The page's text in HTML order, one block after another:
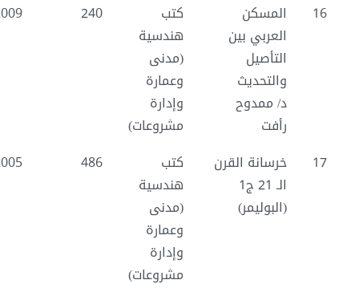
16
المسكن
العربي بين
التأصيل
والتحديث
د/ ممدوح
رأفت
كتب
هندسية
(مدنى
وعمارة
وإدارة
مشروعات)
240
17
خرسانة القرن
الـ 21 ج1
(البوليمر)
كتب
هندسية
(مدنى
وعمارة
وإدارة
مشروعات)
486